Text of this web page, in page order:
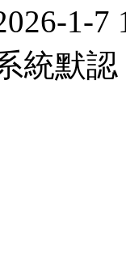
1-7
統默認